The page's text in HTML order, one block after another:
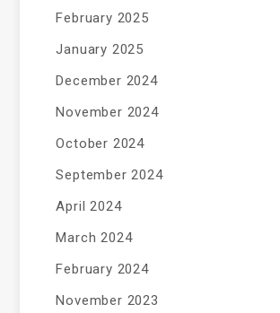
February 2025
January 2025
December 2024
November 2024
October 2024
September 2024
April 2024
March 2024
February 2024
November 2023